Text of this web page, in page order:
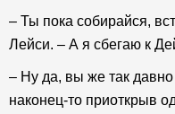
– Ты пока собирайся,
Лейси. – А я сбегаю к
– Ну да, вы же так
наконец-то приоткрыв